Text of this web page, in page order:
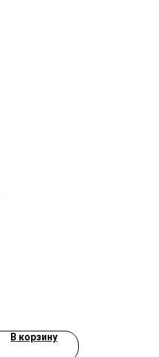
В корзину